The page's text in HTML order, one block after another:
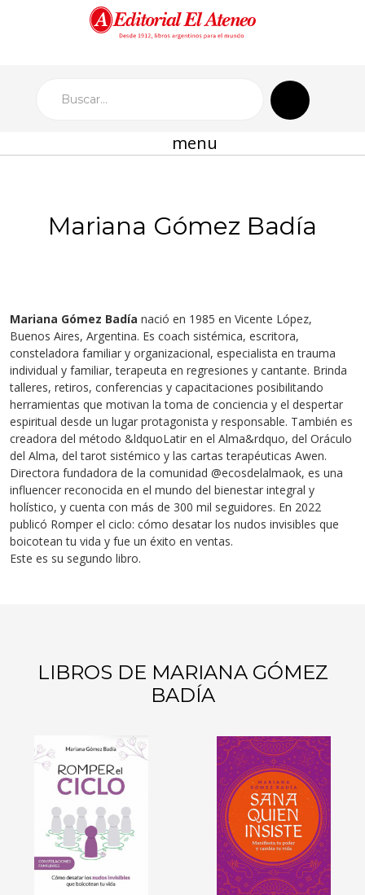
menu
Mariana Gómez Badía
Mariana Gómez Badía nació en 1985 en Vicente López,
Buenos Aires, Argentina. Es coach sistémica, escritora,
consteladora familiar y organizacional, especialista en trauma
individual y familiar, terapeuta en regresiones y cantante. Brinda
talleres, retiros, conferencias y capacitaciones posibilitando
herramientas que motivan la toma de conciencia y el despertar
espiritual desde un lugar protagonista y responsable. También es
creadora del método &ldquoLatir en el Alma&rdquo, del Oráculo
del Alma, del tarot sistémico y las cartas terapéuticas Awen.
Directora fundadora de la comunidad @ecosdelalmaok, es una
influencer reconocida en el mundo del bienestar integral y
holístico, y cuenta con más de 300 mil seguidores. En 2022
publicó Romper el ciclo: cómo desatar los nudos invisibles que
boicotean tu vida y fue un éxito en ventas.
Este es su segundo libro.
LIBROS DE MARIANA GÓMEZ
BADÍA